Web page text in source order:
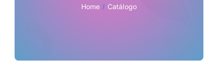
Home Catálogo